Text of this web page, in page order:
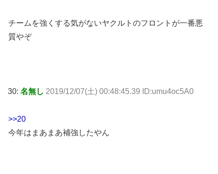
チームを強くする気がないヤクルトのフロントが一番悪
質やぞ
30: 名無し 2019/12/07(土) 00:48:45.39 ID:umu4oc5A0
>>20
今年はまあまあ補強したやん